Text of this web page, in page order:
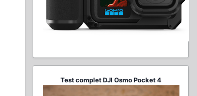
Test complet DJI Osmo Pocket 4